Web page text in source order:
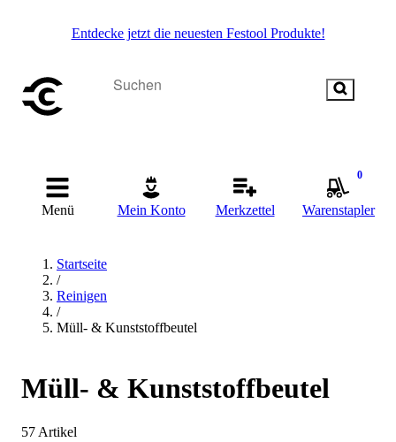
Entdecke jetzt die neuesten Festool Produkte!
Menü Mein Konto Merkzettel
0
Warenstapler
Startseite
/
Reinigen
/
Müll- & Kunststoffbeutel
Müll- & Kunststoffbeutel
57 Artikel